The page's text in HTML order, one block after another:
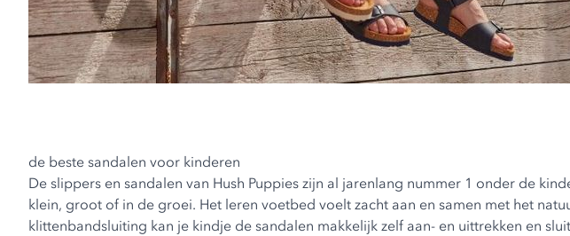
de beste sandalen voor kinderen
De slippers en sandalen van Hush Puppies zijn al jarenlang nummer 1 onder de
klein, groot of in de groei. Het leren voetbed voelt zacht aan en samen met het
klittenbandsluiting kan je kindje de sandalen makkelijk zelf aan- en uittrekken en